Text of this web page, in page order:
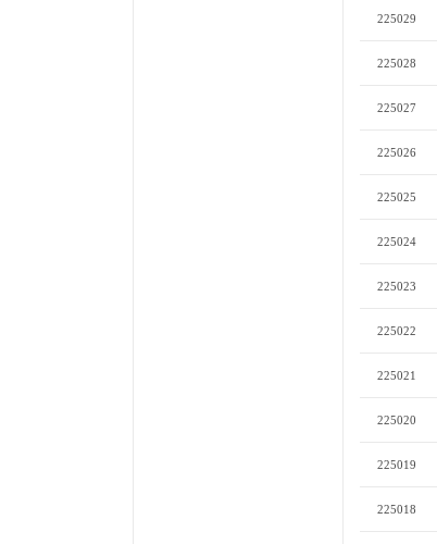
225029
225028
225027
225026
225025
225024
225023
225022
225021
225020
225019
225018